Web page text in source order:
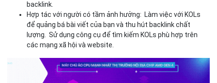
backlink.
Hợp tác với người có tầm ảnh hưởng: Làm việc với KOLs
để quảng bá bài viết của bạn và thu hút backlink chất
lượng. Sử dụng công cụ để tìm kiếm KOLs phù hợp trên
các mạng xã hội và website.